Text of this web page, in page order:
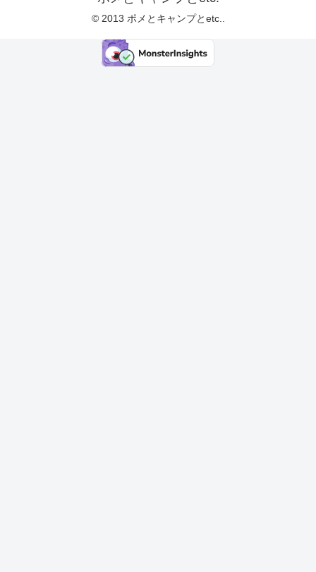
© 2013 ポメとキャンプとetc..